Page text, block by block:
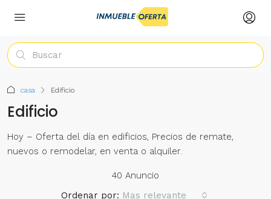
casa Edificio
Edificio
Hoy – Oferta del día en edificios, Precios de remate,
nuevos o remodelar, en venta o alquiler.
40 Anuncio
Ordenar por: Mas relevante